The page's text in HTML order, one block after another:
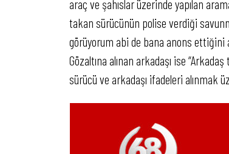
araç ve şahıslar üzerinde yapılan
takan sürücünün polise verdiği
görüyorum abi de bana anons ettiğini
Gözaltına alınan arkadaşı ise
sürücü ve arkadaşı ifadeleri alınmak